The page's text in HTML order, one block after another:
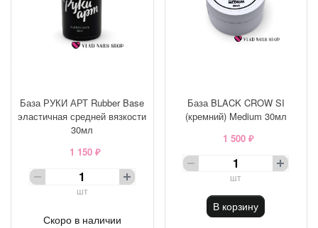
База РУКИ АРТ Rubber Base
эластичная средней вязкости
30мл
1 150 ₽
шт
Скоро в наличии
База BLACK CROW SI
(кремний) Medium 30мл
1 500 ₽
шт
В корзину